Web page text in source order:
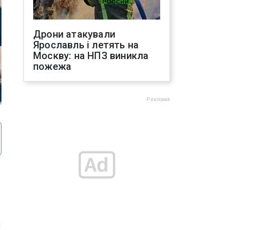
Дрони атакували
Ярославль і летять на
Москву: на НПЗ виникла
пожежа